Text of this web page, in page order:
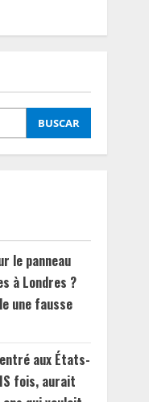
BUSCAR
le panneau
à Londres ?
une fausse
aux États-
fois, aurait